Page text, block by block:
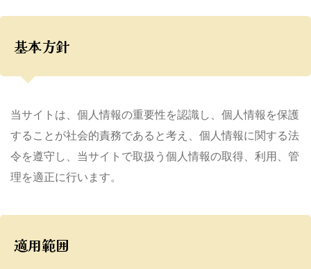
基本方針
当サイトは、個人情報の重要性を認識し、個人情報を保護
することが社会的責務であると考え、個人情報に関する法
令を遵守し、当サイトで取扱う個人情報の取得、利用、管
理を適正に行います。
適用範囲